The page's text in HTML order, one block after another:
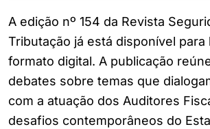
A edição nº 154 da Revista
Tributação já está disponível para
formato digital. A publicação
debates sobre temas que
com a atuação dos Auditores
desafios contemporâneos do